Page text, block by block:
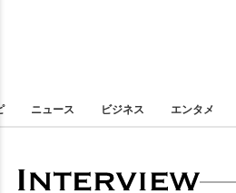
ニュース ビジネス エンタメ